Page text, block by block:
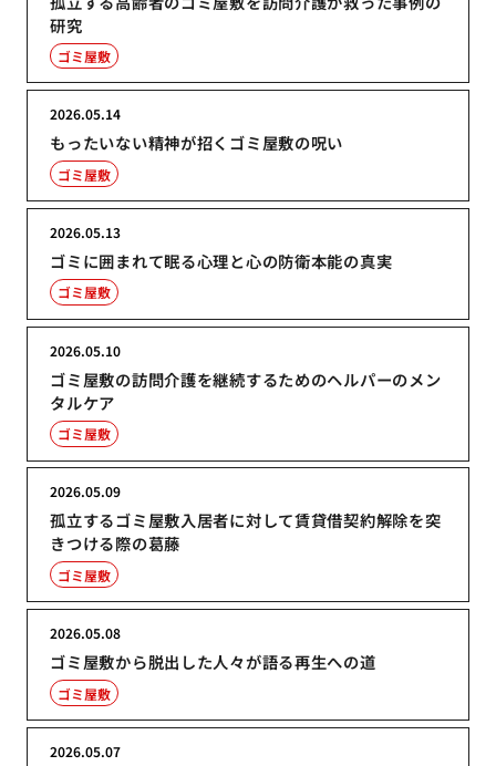
研究
ゴミ屋敷
もったいない精神が招くゴミ屋敷の呪い
2026.05.14
ゴミ屋敷
ゴミに囲まれて眠る心理と心の防衛本能の真実
2026.05.13
ゴミ屋敷
ゴミ屋敷の訪問介護を継続するためのヘルパーのメン
タルケア
2026.05.10
ゴミ屋敷
孤立するゴミ屋敷入居者に対して賃貸借契約解除を突
きつける際の葛藤
2026.05.09
ゴミ屋敷
ゴミ屋敷から脱出した人々が語る再生への道
2026.05.08
ゴミ屋敷
2026.05.07